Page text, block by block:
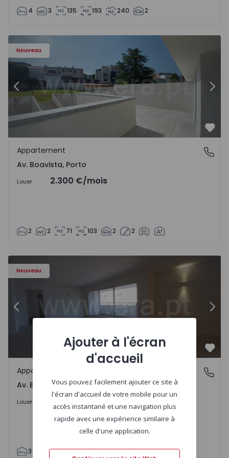
4 3 135 193 240 2
Nouveau
Appartement T2 Porto, Av. Boavista - 1575459 - 4
Précédent
Av. Boavista, Porto
Appartement
Av. Boavista, Porto
Louer 2.300 €/mois
2 2 71 103 2 2
Nouveau
Appartement T3 Porto, Av. Boavista - 1575472 - 5
Précédent
Av. Boavista, Porto
Appartement
Av. Boavista, Porto
Louer 2.300 € /mois
3 2 132 142 2 4
Ajouter à l'écran
d'accueil
Vous pouvez facilement ajouter ce site à
l'écran d'accueil de votre mobile pour un
accès instantané et une navigation plus
rapide avec une expérience similaire à
celle d'une application.